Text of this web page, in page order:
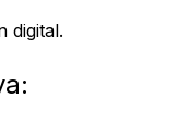
digital.